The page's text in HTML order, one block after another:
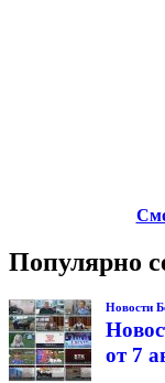
Популярно
Новости
от 7